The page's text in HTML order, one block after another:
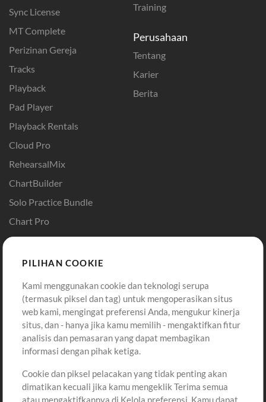
Sync License
MT Complete
Perizinan Gereja
Tracks
Playback
Pad Player
Playback Rentals
Cloud Pro
RehearsalMix
ChartBuilder
Solo Practice Bundle
Chart Pro
Template ProPresenter
Sound
Training
Perusahaan
Tentang
Karier
Berita
Pembelian
Beli Kredit
Konten Gratis
Permintaan Lagu
Lain-lain
Sesi
Akun
Masuk
Daftar
Lihat Keranjang
PILIHAN COOKIE
Kami menggunakan cookie dan teknologi serupa
(termasuk piksel dan tag) untuk mengoperasikan situs
web kami, mengingat preferensi Anda, mengukur kinerja
situs, dan - hanya jika kamu memilih - mengaktifkan fitur
analisis dan pemasaran yang dapat membagikan
informasi dengan pihak ketiga.
Cookie dan piksel pelacakan yang tidak penting akan
dimatikan kecuali jika kamu mengeklik Terima semua
atau mengaktifkannya di Kelola preferensi. Kamu dapat